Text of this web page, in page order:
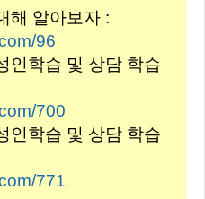
해 알아보자 :
96
인학습 및 상담 학습
700
인학습 및 상담 학습
771